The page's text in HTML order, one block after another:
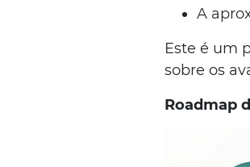
A
Este é um
sobre os
Roadmap